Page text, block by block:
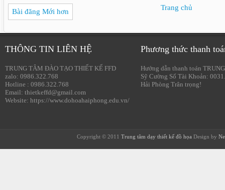
Bài đăng Mới hơn Trang chủ
THÔNG TIN LIÊN HỆ
TRUNG TÂM ĐÀO TẠO THIẾT KẾ FFD
zalo: 0986.322.768
Hotline : 0986.322.768
Email: thietkeffd@gmail.com
Website: https://www.dohoahaiphong.edu.vn/
Phương thức thanh
Hướng dẫn thanh toán
Sỹ Cường Số Tài Khoản:
Hải Phòng Trân trọng!
Copyright © 2011 Trung tâm dạy thiết kế đồ họa Design by